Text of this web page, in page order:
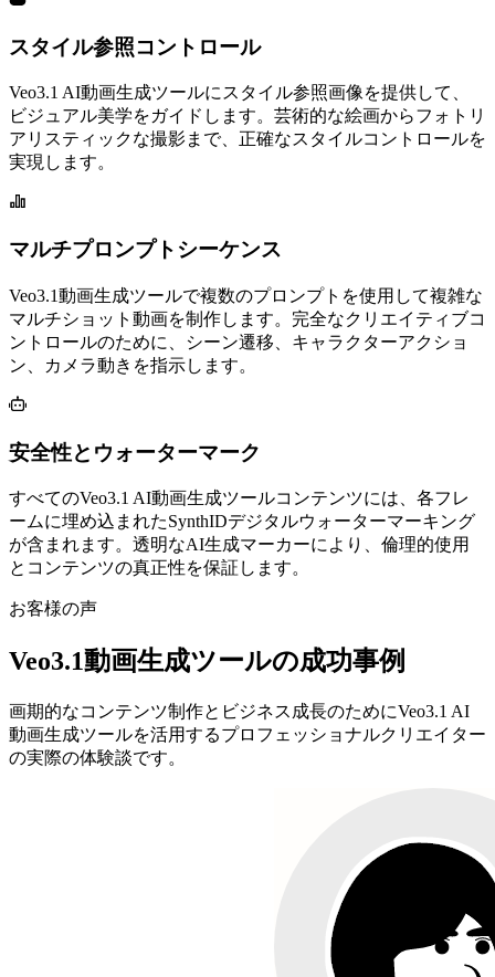
スタイル参照コントロール
Veo3.1 AI動画生成ツールにスタイル参照画像を提供して、
ビジュアル美学をガイドします。芸術的な絵画からフォトリ
アリスティックな撮影まで、正確なスタイルコントロールを
実現します。
マルチプロンプトシーケンス
Veo3.1動画生成ツールで複数のプロンプトを使用して複雑な
マルチショット動画を制作します。完全なクリエイティブコ
ントロールのために、シーン遷移、キャラクターアクショ
ン、カメラ動きを指示します。
安全性とウォーターマーク
すべてのVeo3.1 AI動画生成ツールコンテンツには、各フレ
ームに埋め込まれたSynthIDデジタルウォーターマーキング
が含まれます。透明なAI生成マーカーにより、倫理的使用
とコンテンツの真正性を保証します。
お客様の声
Veo3.1動画生成ツールの成功事例
画期的なコンテンツ制作とビジネス成長のためにVeo3.1 AI
動画生成ツールを活用するプロフェッショナルクリエイター
の実際の体験談です。